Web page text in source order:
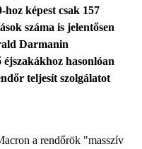
hoz képest csak 157
száma is jelentősen
Darmanin
éjszakákhoz hasonlóan
teljesít szolgálatot
a rendőrök "masszív